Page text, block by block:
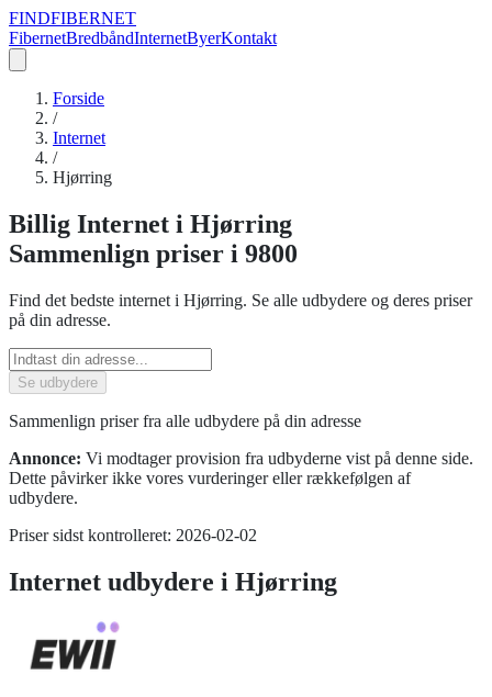
FINDFIBERNET
FibernetBredbåndInternetByerKontakt
Forside
/
Internet
/
Hjørring
Billig Internet i Hjørring
Sammenlign priser i 9800
Find det bedste internet i Hjørring. Se alle udbydere og deres priser
på din adresse.
Se udbydere
Sammenlign priser fra alle udbydere på din adresse
Annonce: Vi modtager provision fra udbyderne vist på denne side.
Dette påvirker ikke vores vurderinger eller rækkefølgen af
udbydere.
Priser sidst kontrolleret: 2026-02-02
Internet udbydere i Hjørring